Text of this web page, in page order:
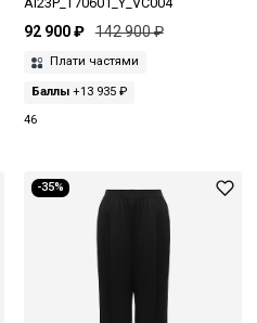
92 900 ₽ 142 900 ₽
Плати частями
Баллы+13 935 ₽
46
-35%